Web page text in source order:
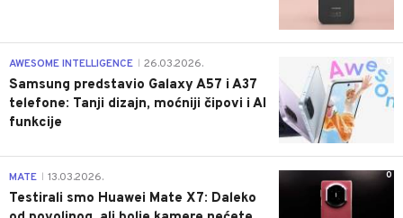
AWESOME INTELLIGENCE 26.03.2026.
Samsung predstavio Galaxy A57 i A37
telefone: Tanji dizajn, moćniji čipovi i AI
funkcije
0
MATE 13.03.2026.
Testirali smo Huawei Mate X7: Daleko